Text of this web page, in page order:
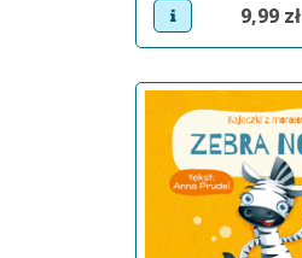
view product
Cena
9,99 zł